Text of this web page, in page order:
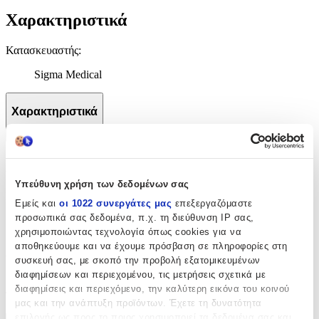
Υπεύθυνη χρήση των δεδομένων σας
Εμείς και οι 1022 συνεργάτες μας επεξεργαζόμαστε
προσωπικά σας δεδομένα, π.χ. τη διεύθυνση IP σας,
χρησιμοποιώντας τεχνολογία όπως cookies για να
αποθηκεύουμε και να έχουμε πρόσβαση σε πληροφορίες στη
συσκευή σας, με σκοπό την προβολή εξατομικευμένων
διαφημίσεων και περιεχομένου, τις μετρήσεις σχετικά με
διαφημίσεις και περιεχόμενο, την καλύτερη εικόνα του κοινού
μας και την ανάπτυξη προϊόντων. Έχετε τη δυνατότητα
Χαρακτηριστικά
Κατασκευαστής:
Sigma Medical
Χαρακτηριστικά
Sigma Medical
Αξιολογήσεις
Προς το παρόν δεν υπάρχουν άλλες αξιολογήσεις. Όταν
προστεθούν, θα εμφανιστούν εδώ.